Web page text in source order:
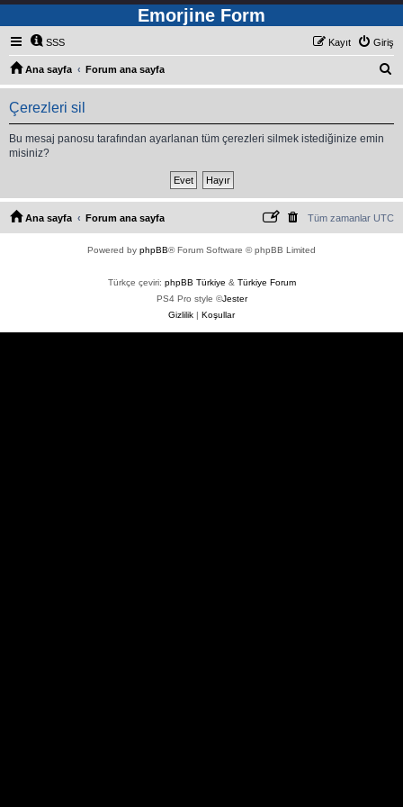
Emorjine Form
SSS Giriş
Kayıt
Ana sayfa Forum ana sayfa
r
Çerezleri sil
Bu mesaj panosu tarafından ayarlanan tüm çerezleri silmek istediğinize emin
misiniz?
Ana sayfa Forum ana sayfa Tüm zamanlar UTC
Powered by phpBB® Forum Software © phpBB Limited
Türkçe çeviri: phpBB Türkiye & Türkiye Forum
PS4 Pro style ©Jester
Gizlilik | Koşullar